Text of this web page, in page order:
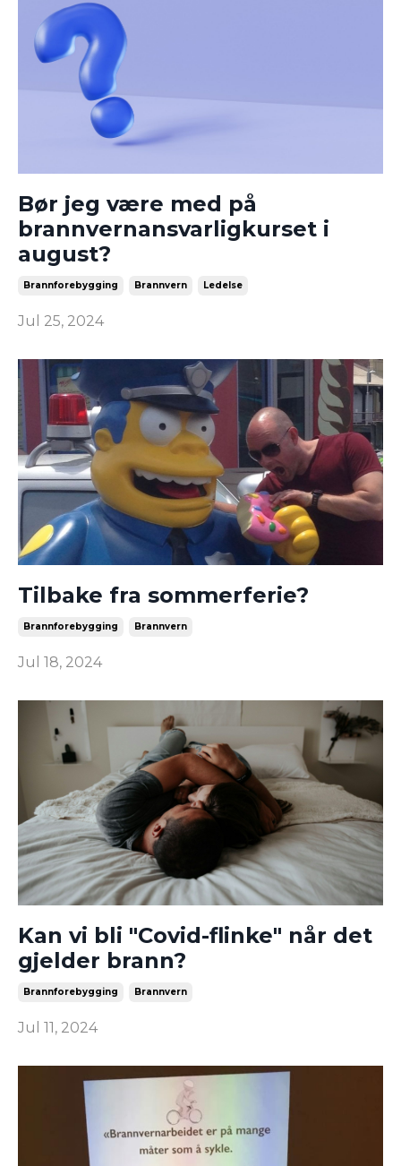
Bør jeg være med på
brannvernansvarligkurset i
august?
Brannforebygging Brannvern Ledelse
Jul 25, 2024
Tilbake fra sommerferie?
Brannforebygging Brannvern
Jul 18, 2024
Kan vi bli "Covid-flinke" når det
gjelder brann?
Brannforebygging Brannvern
Jul 11, 2024